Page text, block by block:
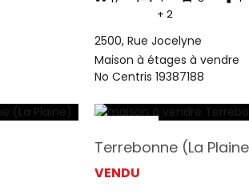
+ 2
2500, Rue Jocelyne
Maison à étages à vendre
No Centris 19387188
Terrebonne (La
VENDU